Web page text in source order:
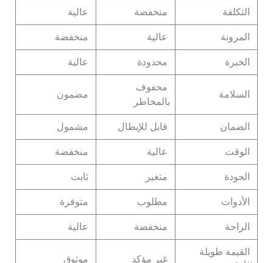
التكلفة منخفضة عالية
المرونة عالية منخفضة
الخبرة محدودة عالية
السلامة
محفوف
بالمخاطر
مضمون
الضمان قابل للإبطال مشمول
الوقت عالية منخفضة
الجودة متغير ثابت
الأدوات مطلوب متوفرة
الراحة منخفضة عالية
القيمة طويلة
غير مؤكد موثوق